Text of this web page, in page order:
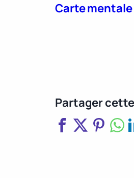
Carte
Partager